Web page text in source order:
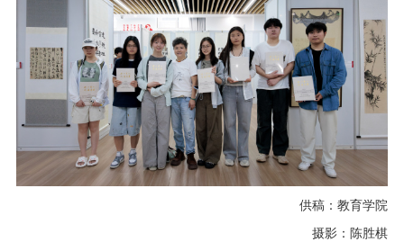
供稿：教育学院
摄影：陈胜棋